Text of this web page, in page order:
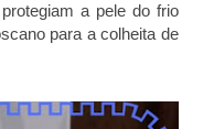
a pele do frio
para a colheita de